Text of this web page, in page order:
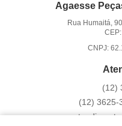
Agaesse
Rua Humaitá, 90
CNPJ:
(12)
(12) 3625-